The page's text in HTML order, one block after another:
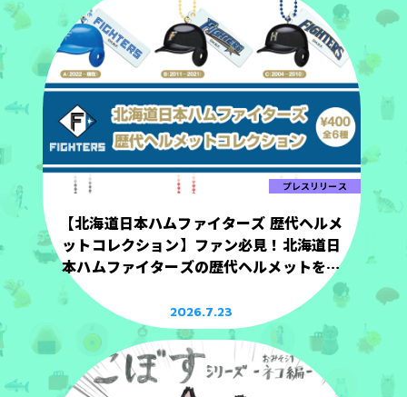
プレスリリース
【北海道日本ハムファイターズ 歴代ヘルメ
ットコレクション】ファン必見！北海道日
本ハムファイターズの歴代ヘルメットを手
2026.7.23